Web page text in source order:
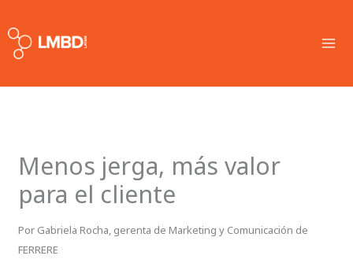
to
content
Menos jerga, más valor
para el cliente
Por Gabriela Rocha, gerenta de Marketing y Comunicación de
FERRERE